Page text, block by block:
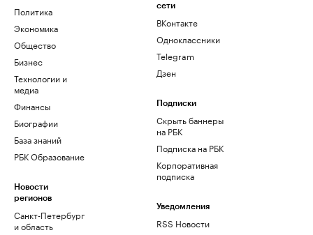
Политика
Экономика
Общество
Бизнес
Технологии и
медиа
Финансы
Биографии
База знаний
РБК Образование
Новости
регионов
Санкт-Петербург
и область
сети
ВКонтакте
Одноклассники
Telegram
Дзен
Подписки
Скрыть баннеры
на РБК
Подписка на РБК
Корпоративная
подписка
Уведомления
RSS Новости